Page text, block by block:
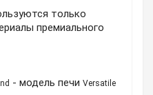
только
премиального
- модель печи Versatile